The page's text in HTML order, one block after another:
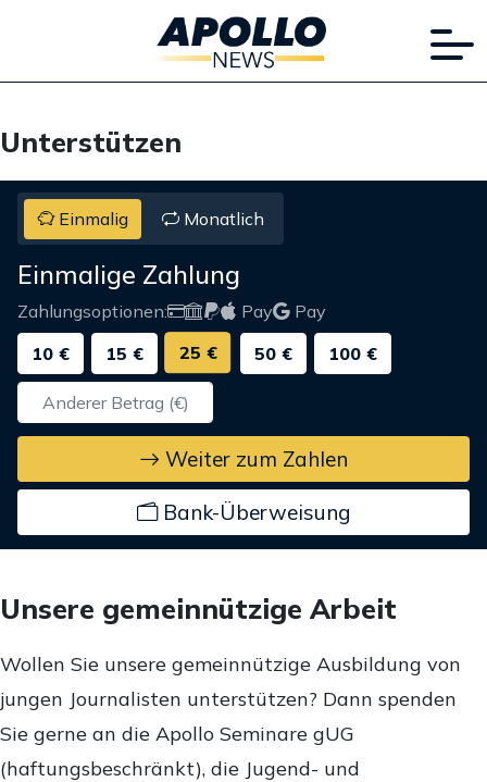
Unterstützen
Einmalig Monatlich
Einmalige Zahlung
Zahlungsoptionen: Pay
Pay
10 €
15 € 25 € 50 € 100 €
Weiter zum Zahlen
Bank-Überweisung
Unsere gemeinnützige Arbeit
Wollen Sie unsere gemeinnützige Ausbildung von
jungen Journalisten unterstützen? Dann spenden
Sie gerne an die Apollo Seminare gUG
(haftungsbeschränkt), die Jugend- und